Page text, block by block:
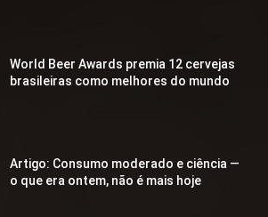
World Beer Awards premia 12 cervejas
brasileiras como melhores do mundo
Artigo: Consumo moderado e ciência —
o que era ontem, não é mais hoje